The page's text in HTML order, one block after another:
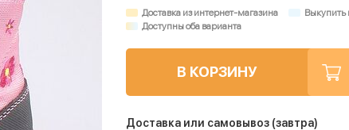
Доставка из интернет-магазина
Выкупить
Доступны оба варианта
В КОРЗИНУ
Доставка или самовывоз (завтра)